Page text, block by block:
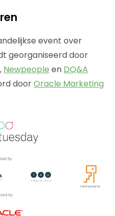
event over
georganiseerd door
, Newpeople en DQ&A
doorOracle Marketing